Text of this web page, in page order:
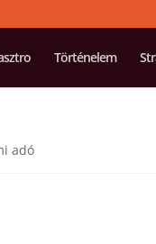
Történelem
adó